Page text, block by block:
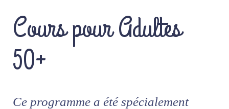
Cours pour Adultes
50+
Ce programme a été spécialement